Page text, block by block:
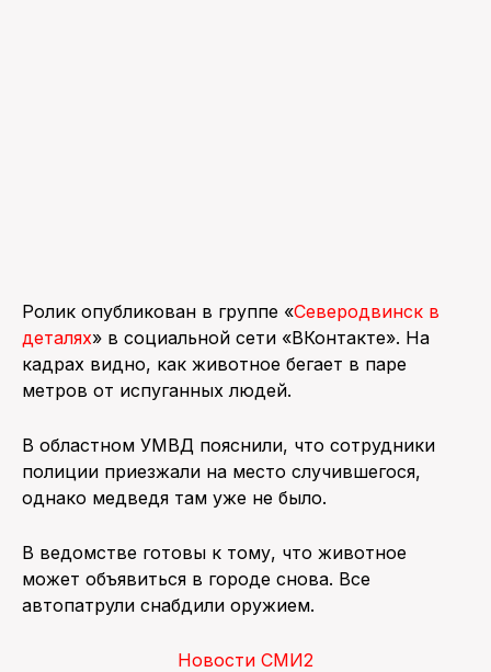
Ролик опубликован в группе «Северодвинск в
деталях» в социальной сети «ВКонтакте». На
кадрах видно, как животное бегает в паре
метров от испуганных людей.
В областном УМВД пояснили, что сотрудники
полиции приезжали на место случившегося,
однако медведя там уже не было.
В ведомстве готовы к тому, что животное
может объявиться в городе снова. Все
автопатрули снабдили оружием.
Новости СМИ2